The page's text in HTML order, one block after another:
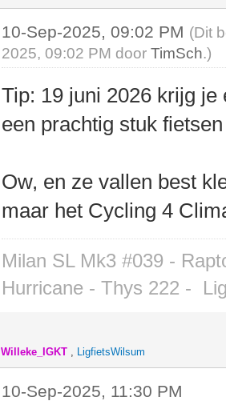
10-Sep-2025, 09:02 PM (Dit
2025, 09:02 PM doorTimSch.)
Tip: 19 juni 2026 krijg
een prachtig stuk
Ow, en ze vallen best
maar het Cycling 4
Milan SL Mk3 #039 -
Hurricane - Thys 222 -
Willeke_IGKT , LigfietsWilsum
10-Sep-2025, 11:30 PM